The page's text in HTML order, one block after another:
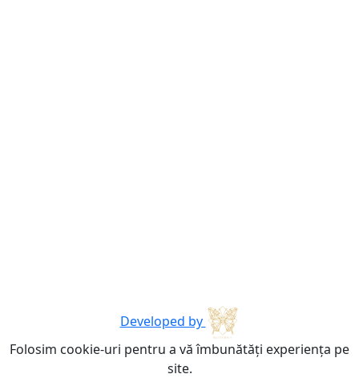
Developed by
Folosim cookie-uri pentru a vă îmbunătăți experiența pe
site.